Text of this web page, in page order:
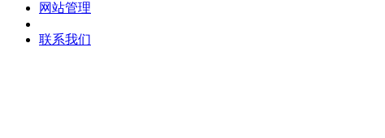
网站管理
联系我们